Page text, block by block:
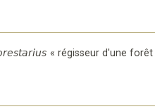
« régisseur d'une